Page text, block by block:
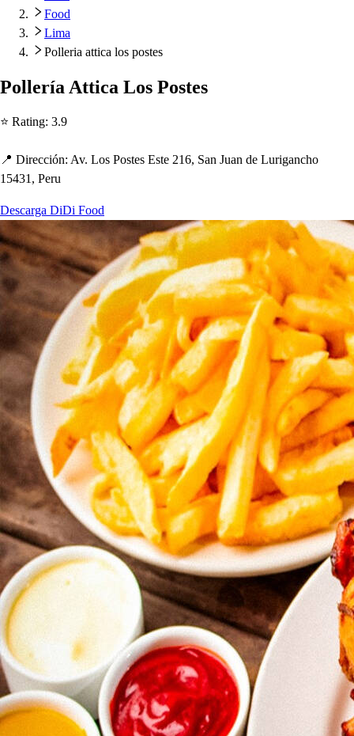
Food
Lima
Polleria attica los postes
Pollería Attica Los Postes
⭐ Rating: 3.9
📍 Dirección: Av. Los Postes Este 216, San Juan de Lurigancho
15431, Peru
Descarga DiDi Food